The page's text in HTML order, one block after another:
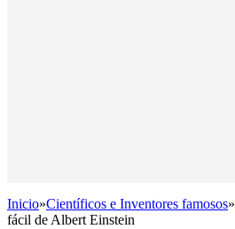
Inicio»Científicos e Inventores famosos»
fácil de Albert Einstein